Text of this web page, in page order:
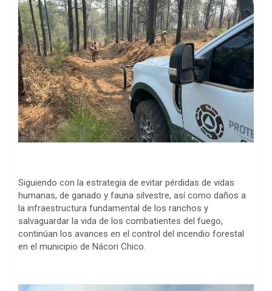
Siguiendo con la estrategia de evitar pérdidas de vidas
humanas, de ganado y fauna silvestre, así como daños a
la infraestructura fundamental de los ranchos y
salvaguardar la vida de los combatientes del fuego,
continúan los avances en el control del incendio forestal
en el municipio de Nácori Chico.